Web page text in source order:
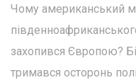
Чому американський
захопився Європою?
тримався осторонь